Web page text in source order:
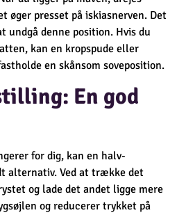
presset på iskiasnerven. Det
denne position. Hvis du
kan en kropspude eller
en skånsom soveposition.
En god
for dig, kan en halv-
alternativ. Ved at trække det
og lade det andet ligge mere
og reducerer trykket på